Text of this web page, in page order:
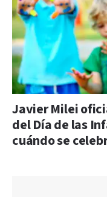
Javier Milei
del Día de las
cuándo se